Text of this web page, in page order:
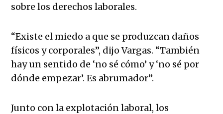
sobre los derechos laborales.
“Existe el miedo a que se produzcan daños
físicos y corporales”, dijo Vargas. “También
hay un sentido de ‘no sé cómo’ y ‘no sé por
dónde empezar’. Es abrumador”.
Junto con la explotación laboral, los